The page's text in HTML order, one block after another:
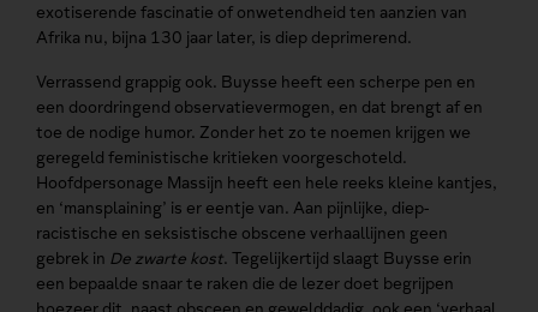
exotiserende fascinatie of onwetendheid ten aanzien van
Afrika nu, bijna 130 jaar later, is diep deprimerend.
Verrassend grappig ook. Buysse heeft een scherpe pen en
een doordringend observatievermogen, en dat brengt af en
toe de nodige humor. Zonder het zo te noemen krijgen we
geregeld feministische kritieken voorgeschoteld.
Hoofdpersonage Massijn heeft een hele reeks kleine kantjes,
en ‘mansplaining’ is er eentje van. Aan pijnlijke, diep-
racistische en seksistische obscene verhaallijnen geen
gebrek in De zwarte kost. Tegelijkertijd slaagt Buysse erin
een bepaalde snaar te raken die de lezer doet begrijpen